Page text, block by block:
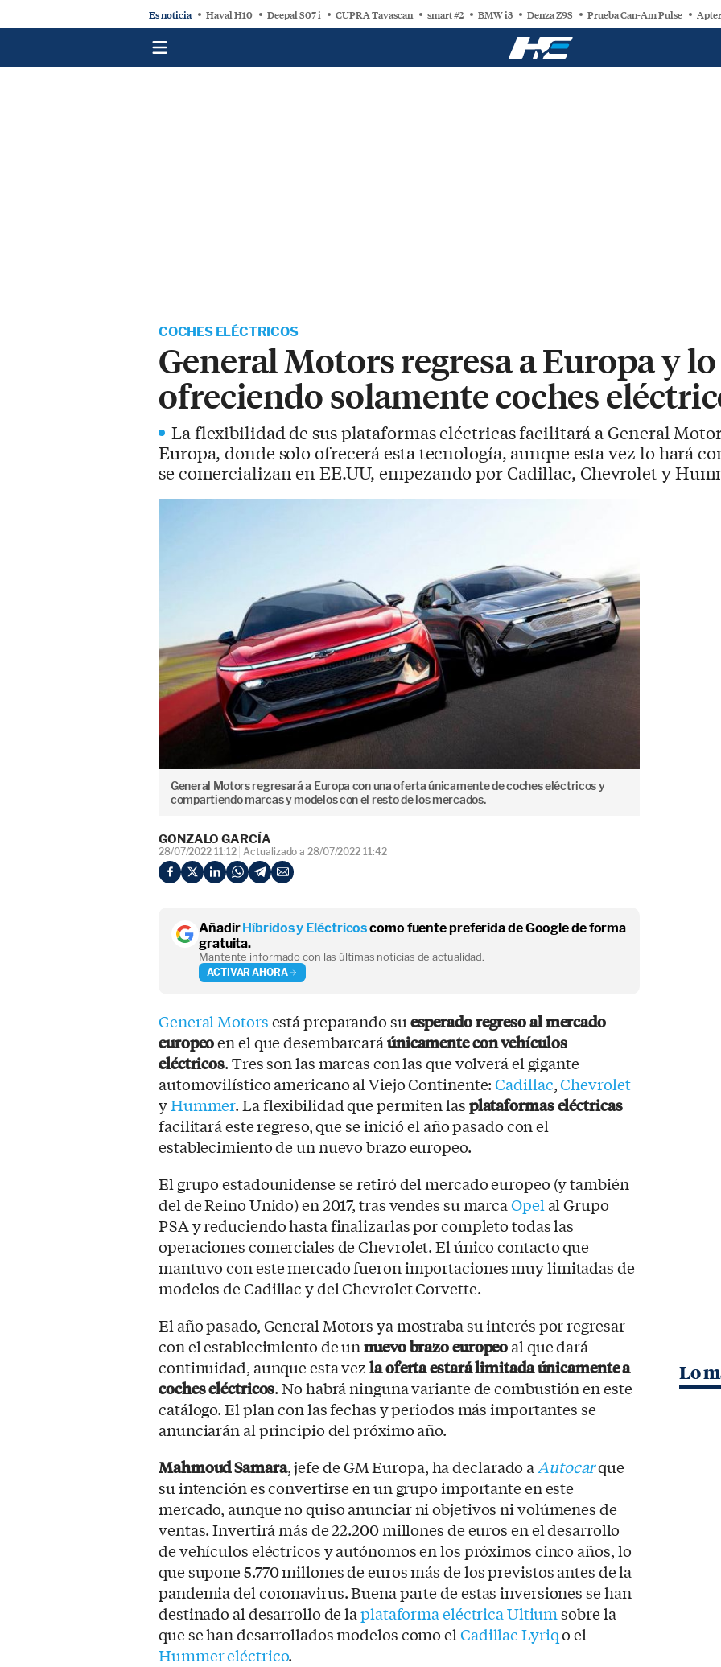
Es noticia Haval H10 Deepal S07 i CUPRA Tavascan smart #2 BMW i3 Denza Z9S Prueba Can-Am Pulse
COCHES ELÉCTRICOS
General Motors regresa a Europa y
ofreciendo solamente coches
La flexibilidad de sus plataformas eléctricas facilitará a General
Europa, donde solo ofrecerá esta tecnología, aunque esta vez lo hará
se comercializan en EE.UU, empezando por Cadillac, Chevrolet y
General Motors regresará a Europa con una oferta únicamente de coches eléctricos y
compartiendo marcas y modelos con el resto de los mercados.
GONZALO GARCÍA
28/07/2022 11:12 Actualizado a 28/07/2022 11:42
AñadirHíbridos y Eléctricoscomo fuente preferida de Google de forma
gratuita.
Mantente informado con las últimas noticias de actualidad.
ACTIVAR AHORA
General Motorsestá preparando su esperado regreso al mercado
europeoen el que desembarcaráúnicamente con vehículos
eléctricos. Tres son las marcas con las que volverá el gigante
automovilístico americano al Viejo Continente:Cadillac,Chevrolet
yHummer. La flexibilidad que permiten lasplataformas eléctricas
facilitará este regreso, que se inició el año pasado con el
establecimiento de un nuevo brazo europeo.
El grupo estadounidense se retiró del mercado europeo (y también
del de Reino Unido) en 2017, tras vendes su marcaOpel al Grupo
PSA y reduciendo hasta finalizarlas por completo todas las
operaciones comerciales de Chevrolet. El único contacto que
mantuvo con este mercado fueron importaciones muy limitadas de
modelos de Cadillac y del Chevrolet Corvette.
El año pasado, General Motors ya mostraba su interés por regresar
con el establecimiento de unnuevo brazo europeoal que dará
continuidad, aunque esta vezla oferta estará limitada únicamente a
coches eléctricos. No habrá ninguna variante de combustión en este
catálogo. El plan con las fechas y periodos más importantes se
anunciarán al principio del próximo año.
Mahmoud Samara, jefe de GM Europa, ha declarado a Autocarque
su intención es convertirse en un grupo importante en este
mercado, aunque no quiso anunciar ni objetivos ni volúmenes de
ventas. Invertirá más de 22.200 millones de euros en el desarrollo
de vehículos eléctricos y autónomos en los próximos cinco años, lo
que supone 5.770 millones de euros más de los previstos antes de la
pandemia del coronavirus. Buena parte de estas inversiones se han
destinado al desarrollo de laplataforma eléctrica Ultiumsobre la
que se han desarrollados modelos como elCadillac Lyriqo el
Hummer eléctrico.
Lo